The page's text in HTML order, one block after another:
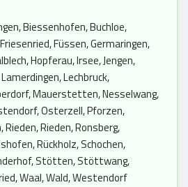
Biessenhofen, Buchloe,
Füssen, Germaringen,
Hopferau, Irsee, Jengen,
Lechbruck,
Mauerstetten, Nesselwang,
Osterzell, Pforzen,
Rieden, Ronsberg,
Rückholz, Schochen,
Stötten, Stöttwang,
Waal, Wald, Westendorf